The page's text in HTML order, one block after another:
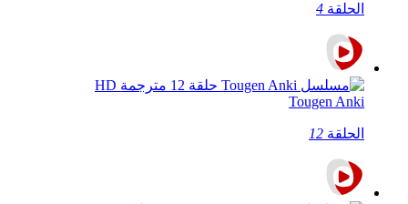
الحلقة 4
Tougen Anki
الحلقة 12